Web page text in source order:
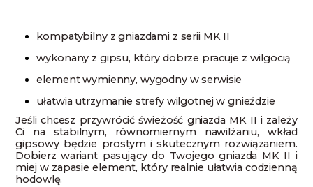
kompatybilny z gniazdami z serii MK II
wykonany z gipsu, który dobrze pracuje z wilgocią
element wymienny, wygodny w serwisie
ułatwia utrzymanie strefy wilgotnej w gnieździe
Jeśli chcesz przywrócić świeżość gniazda MK II i zależy
Ci na stabilnym, równomiernym nawilżaniu, wkład
gipsowy będzie prostym i skutecznym rozwiązaniem.
Dobierz wariant pasujący do Twojego gniazda MK II i
miej w zapasie element, który realnie ułatwia codzienną
hodowlę.